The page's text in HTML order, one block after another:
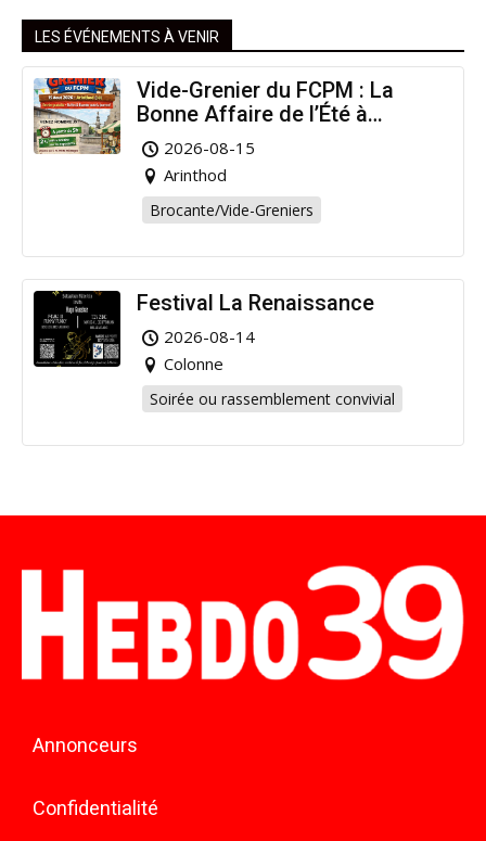
LES ÉVÉNEMENTS À VENIR
Vide-Grenier du FCPM : La
Bonne Affaire de l’Été à
Arinthod !
2026-08-15
Arinthod
Brocante/Vide-Greniers
Festival La Renaissance
2026-08-14
Colonne
Soirée ou rassemblement convivial